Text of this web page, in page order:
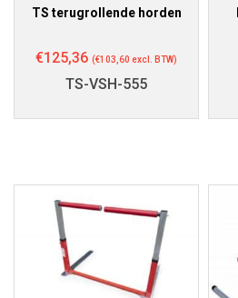
TS terugrollende horden
€125,36 (€103,60 excl. BTW)
TS-VSH-555